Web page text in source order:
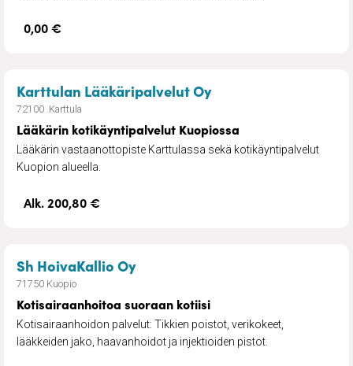
0,00 €
Karttulan Lääkäripalvelut Oy– Lääkärin
72100 .Karttula
Lääkärin kotikäyntipalvelut Kuopiossa
Lääkärin vastaanottopiste Karttulassa sekä kotikäyntipalvelut
Kuopion alueella.
Alk. 200,80 €
Sh HoivaKallio Oy– Kotisairaanhoitoa suoraan
71750 Kuopio
Kotisairaanhoitoa suoraan kotiisi
Kotisairaanhoidon palvelut: Tikkien poistot, verikokeet,
lääkkeiden jako, haavanhoidot ja injektioiden pistot.